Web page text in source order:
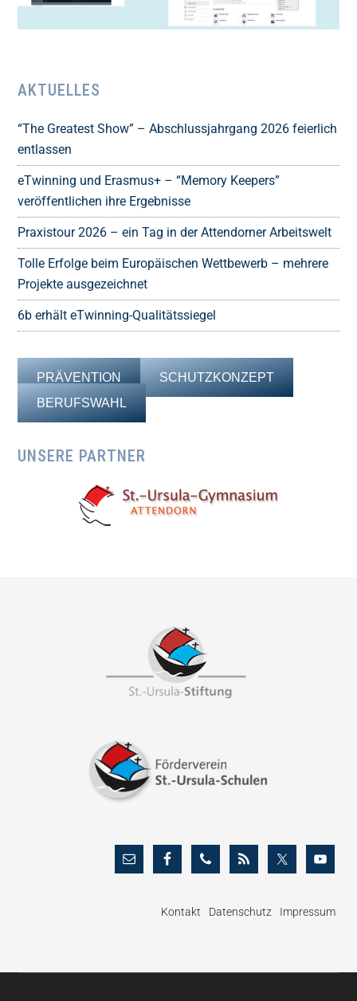
AKTUELLES
“The Greatest Show” – Abschlussjahrgang 2026 feierlich
entlassen
eTwinning und Erasmus+ – “Memory Keepers”
veröffentlichen ihre Ergebnisse
Praxistour 2026 – ein Tag in der Attendorner Arbeitswelt
Tolle Erfolge beim Europäischen Wettbewerb – mehrere
Projekte ausgezeichnet
6b erhält eTwinning-Qualitätssiegel
PRÄVENTION
SCHUTZKONZEPT
BERUFSWAHL
UNSERE PARTNER
Kontakt Datenschutz Impressum